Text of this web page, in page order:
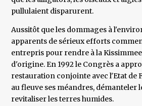
pullulaient disparurent.
Aussitôt que les dommages à
apparents de sérieux efforts
entrepris pour rendre à la
d'origine. En 1992 le Congrès a
restauration conjointe avec l'Etat de
au fleuve ses méandres, démanteler
revitaliser les terres humides.